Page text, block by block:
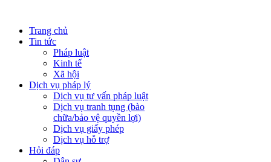
Trang chủ
Tin tức
Pháp luật
Kinh tế
Xã hội
Dịch vụ pháp lý
Dịch vụ tư vấn pháp luật
Dịch vụ tranh tụng (bào
chữa/bảo vệ quyền lợi)
Dịch vụ giấy phép
Dịch vụ hỗ trợ
Hỏi đáp